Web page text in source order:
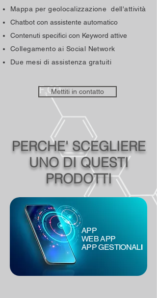
Mappa per geolocalizzazione dell'attività
Chatbot con assistente automatico
Contenuti specifici con Keyword attive
Collegamento ai Social Network
Due mesi di assistenza gratuiti
Mettiti in contatto
PERCHE' SCEGLIERE
UNO DI QUESTI
PRODOTTI
APP
WEB APP
APP GESTIONALI